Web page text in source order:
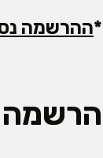
*ההרשמה
הרשמה